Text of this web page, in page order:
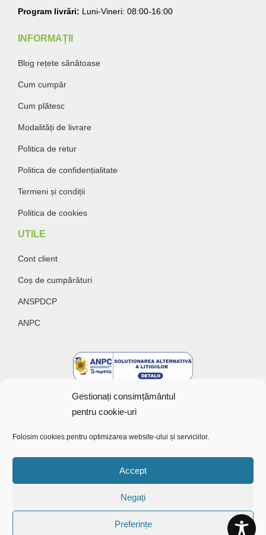
Gestionați consimțământul
pentru cookie-uri
Folosim cookies pentru optimizarea website-ului și serviciilor.
Accept
Negați
Preferințe
Program livrări: Luni-Vineri: 08:00-16:00
INFORMAȚII
Blog rețete sănătoase
Cum cumpăr
Cum plătesc
Modalități de livrare
Politica de retur
Politica de confidențialitate
Termeni și condiții
Politica de cookies
UTILE
Cont client
Coș de cumpărături
ANSPDCP
ANPC